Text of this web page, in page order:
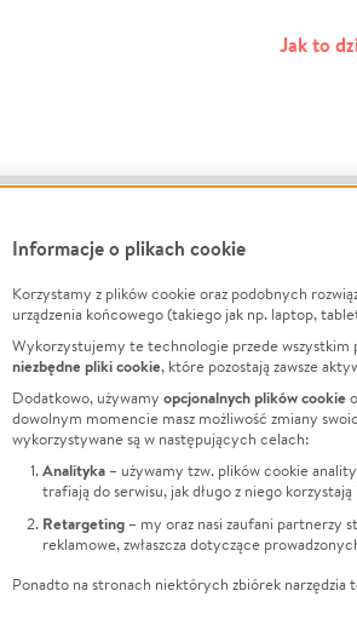
Jak to
FacebookTwitter Instagram
LinkedInTikTok Youtube
Informacje o plikach cookie
Korzystamy z plików cookie oraz podobnych
urządzenia końcowego (takiego jak np. laptop,
Wykorzystujemy te technologie przede wszystkim
niezbędne pliki cookie, które pozostają zawsze
Dodatkowo, używamy opcjonalnych plików cookie
dowolnym momencie masz możliwość zmiany
wykorzystywane są w następujących celach:
Analityka – używamy tzw. plików cookie
trafiają do serwisu, jak długo z niego
Retargeting – my oraz nasi zaufani partnerzy
reklamowe, zwłaszcza dotyczące
Ponadto na stronach niektórych zbiórek